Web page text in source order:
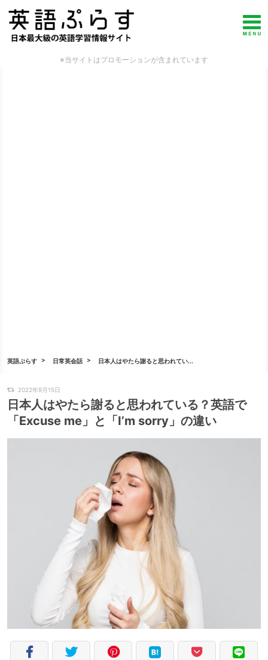
※当サイトはプロモーションが含まれています
英語ぷらす 日常英会話 日本人はやたら謝ると思われてい...
2022年9月15日
日本人はやたら謝ると思われている？英語で
「Excuse me」と「I’m sorry」の違い